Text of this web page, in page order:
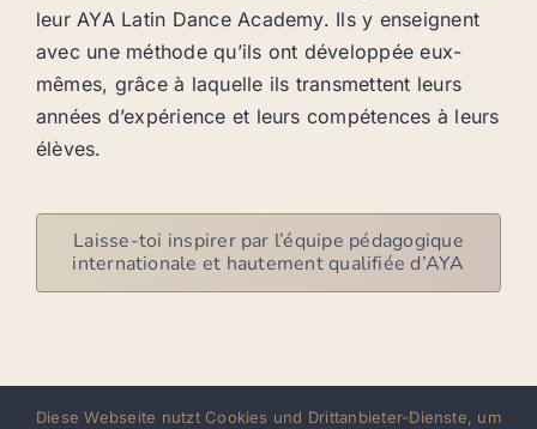
leur AYA Latin Dance Academy. Ils y enseignent
avec une méthode qu’ils ont développée eux-
mêmes, grâce à laquelle ils transmettent leurs
années d’expérience et leurs compétences à leurs
élèves.
Laisse-toi inspirer par l’équipe pédagogique
internationale et hautement qualifiée d’AYA
Diese Webseite nutzt Cookies und Drittanbieter-Dienste, um